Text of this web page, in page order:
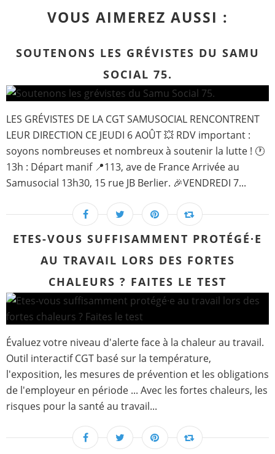
VOUS AIMEREZ AUSSI :
SOUTENONS LES GRÉVISTES DU SAMU
SOCIAL 75.
LES GRÉVISTES DE LA CGT SAMUSOCIAL RENCONTRENT
LEUR DIRECTION CE JEUDI 6 AOÛT 💥 RDV important :
soyons nombreuses et nombreux à soutenir la lutte ! 🕐
13h : Départ manif 📍113, ave de France Arrivée au
Samusocial 13h30, 15 rue JB Berlier. 🎉VENDREDI 7...
ETES-VOUS SUFFISAMMENT PROTÉGÉ·E
AU TRAVAIL LORS DES FORTES
CHALEURS ? FAITES LE TEST
Évaluez votre niveau d'alerte face à la chaleur au travail.
Outil interactif CGT basé sur la température,
l'exposition, les mesures de prévention et les obligations
de l'employeur en période ... Avec les fortes chaleurs, les
risques pour la santé au travail...